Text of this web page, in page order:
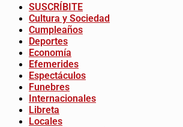
SUSCRÍBITE
Cultura y Sociedad
Cumpleaños
Deportes
Economía
Efemerides
Espectáculos
Funebres
Internacionales
Libreta
Locales